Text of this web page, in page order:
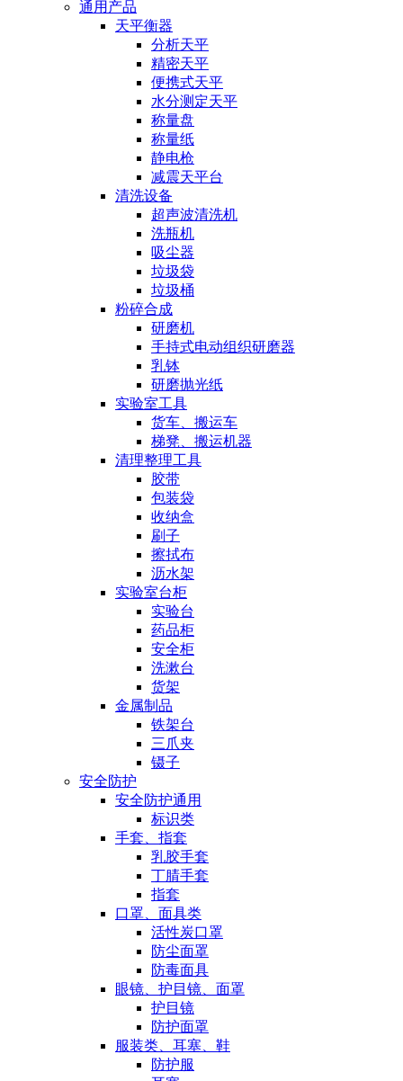
通用产品
天平衡器
分析天平
精密天平
便携式天平
水分测定天平
称量盘
称量纸
静电枪
减震天平台
清洗设备
超声波清洗机
洗瓶机
吸尘器
垃圾袋
垃圾桶
粉碎合成
研磨机
手持式电动组织研磨器
乳钵
研磨抛光纸
实验室工具
货车、搬运车
梯凳、搬运机器
清理整理工具
胶带
包装袋
收纳盒
刷子
擦拭布
沥水架
实验室台柜
实验台
药品柜
安全柜
洗漱台
货架
金属制品
铁架台
三爪夹
镊子
安全防护
安全防护通用
标识类
手套、指套
乳胶手套
丁腈手套
指套
口罩、面具类
活性炭口罩
防尘面罩
防毒面具
眼镜、护目镜、面罩
护目镜
防护面罩
服装类、耳塞、鞋
防护服